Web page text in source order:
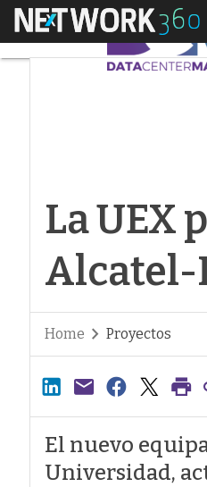
Menú
La UEX
Alcatel-
Home Proyectos
El nuevo
Universidad,